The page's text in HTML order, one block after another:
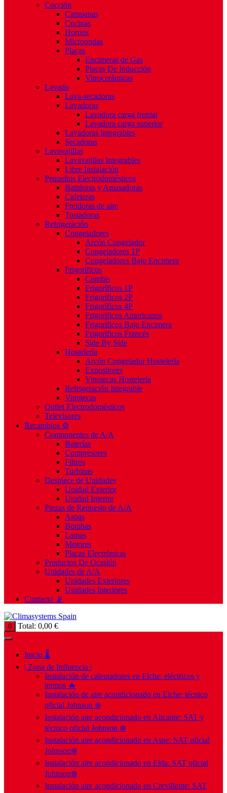
Cocción
Campanas
Cocinas
Hornos
Microondas
Placas
Encimeras de Gas
Placas De Inducción
Vitrocerámicas
Lavado
Lava-secadoras
Lavadoras
Lavadora carga frontal
Lavadora carga superior
Lavadoras Integrables
Secadoras
Lavavajillas
Lavavajillas Integrables
Libre Instalación
Pequeños Electrodomésticos
Batidoras y Amasadoras
Cafeteras
Freidoras de aire
Tostadoras
Refrigeración
Congeladores
Arcón Congelador
Congeladores 1P
Congeladores Bajo Encimera
Frigoríficos
Combis
Frigoríficos 1P
Frigoríficos 2P
Frigoríficos 4P
Frigoríficos Americanos
Frigoríficos Bajo Encimera
Frigoríficos Francés
Side By Side
Hostelería
Arcón Congelador Hostelería
Expositores
Vinotecas Hostelería
Refrigeración Integrable
Vinotecas
Outlet Electrodomésticos
Televisores
Recambios ⚙️
Componentes de A/A
Baterías
Compresores
Filtros
Turbinas
Despiece de Unidades
Unidad Exterior
Unidad Interior
Piezas de Repuesto de A/A
Aspas
Bombas
Lamas
Motores
Placas Electrónicas
Productos De Ocasión
Unidades de A/A
Unidades Exteriores
Unidades Interiores
Contacto 📡
0 Total: 0,00 €
Inicio 🌡️
| Zona de Influencia |
Instalación de calentadores en Elche: eléctricos y
termos 🔥
Instalación de aire acondicionado en Elche: técnico
oficial Johnson ❄️
Instalación aire acondicionado en Alicante: SAT y
técnico oficial Johnson ❄️
Instalación aire acondicionado en Aspe: SAT oficial
Johnson❄️
Instalación aire acondicionado en Elda: SAT oficial
Johnson❄️
Instalación aire acondicionado en Crevillente: SAT